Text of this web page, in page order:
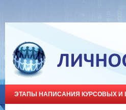
ЭТАПЫ НАПИСАНИЯ КУРСОВЫХ И